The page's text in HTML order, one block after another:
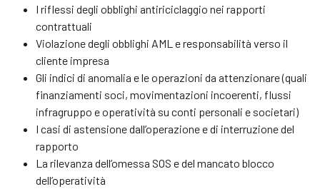
I riflessi degli obblighi antiriciclaggio nei rapporti
contrattuali
Violazione degli obblighi AML e responsabilità verso il
cliente impresa
Gli indici di anomalia e le operazioni da attenzionare (quali
finanziamenti soci, movimentazioni incoerenti, flussi
infragruppo e operatività su conti personali e societari)
I casi di astensione dall’operazione e di interruzione del
rapporto
La rilevanza dell’omessa SOS e del mancato blocco
dell’operatività